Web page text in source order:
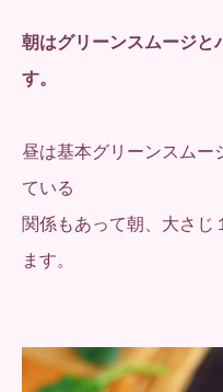
朝はグリーンスムージと
す。
昼は基本グリーンスムー
ている
関係もあって朝、大さじ
ます。